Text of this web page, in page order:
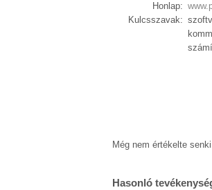
Honlap:
Kulcsszavak:
Még nem értékelte
Hasonló